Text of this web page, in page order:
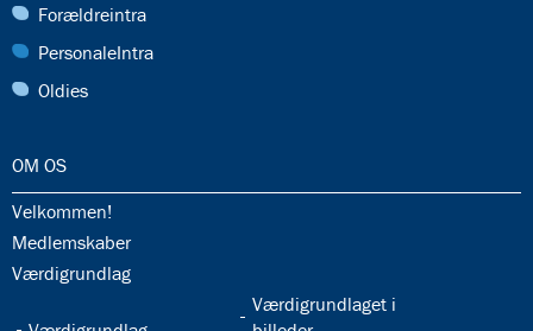
5.3:
International
profil
6.0:
ISJ
6.2:
Musikskolens
undervisere
6.3:
Tilmeldingprocedure
29.0:
Forældreintra
30.0:
PersonaleIntra
31.0:
Oldies
32.0:
OM OS
32.1:
Velkommen!
32.2:
Medlemskaber
32.3:
Værdigrundlag
32.5:
Værdigrundlaget i